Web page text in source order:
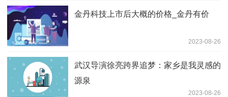
金丹科技上市后大概的价格_金丹有价
2023-08-26
武汉导演徐亮跨界追梦：家乡是我灵感的
源泉
2023-08-26